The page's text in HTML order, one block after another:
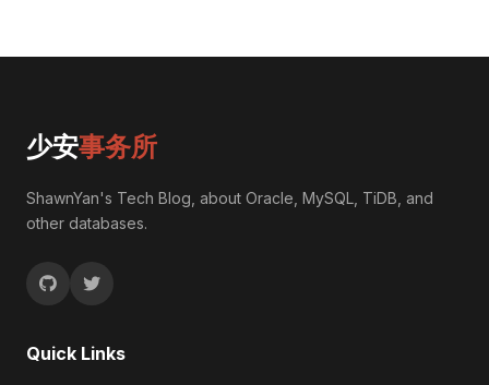
少安事务所
ShawnYan's Tech Blog, about Oracle, MySQL, TiDB, and
other databases.
Quick Links